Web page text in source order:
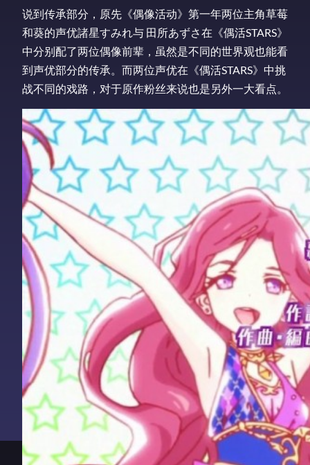
说到传承部分，原先《偶像活动》第一年两位主角草莓
和葵的声优諸星すみれ与 田所あずさ在《偶活STARS》
中分别配了两位偶像前辈，虽然是不同的世界观也能看
到声优部分的传承。而两位声优在《偶活STARS》中挑
战不同的戏路，对于原作粉丝来说也是另外一大看点。